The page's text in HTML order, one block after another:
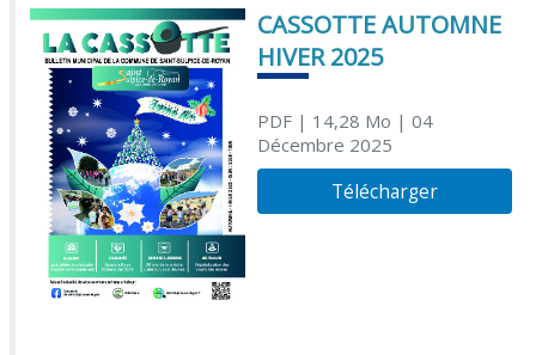
CASSOTTE AUTOMNE
HIVER 2025
PDF| 14,28 Mo | 04
Décembre 2025
Télécharger